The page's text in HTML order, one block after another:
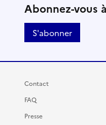
Abonnez-vous
S'abonner
Contact
FAQ
Presse